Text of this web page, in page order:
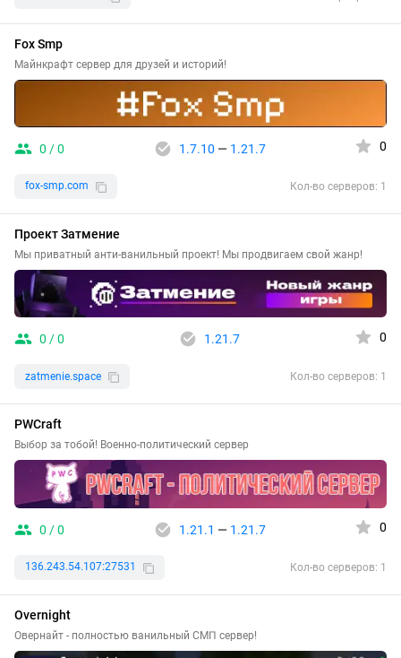
Fox Smp
Майнкрафт сервер для друзей и историй!
0 / 0 1.7.10 — 1.21.7 0
fox-smp.com Кол-во серверов: 1
Проект Затмение
Мы приватный анти-ванильный проект! Мы продвигаем свой жанр!
0 / 0 1.21.7 0
zatmenie.space Кол-во серверов: 1
PWCraft
Выбор за тобой! Военно-политический сервер
0 / 0 1.21.1 — 1.21.7 0
136.243.54.107:27531 Кол-во серверов: 1
Overnight
Овернайт - полностью ванильный СМП сервер!